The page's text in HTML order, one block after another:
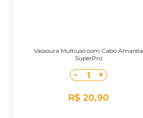
Vassoura Multiuso com Cabo Amarela
SuperPro
- 1 +
R$ 20,90